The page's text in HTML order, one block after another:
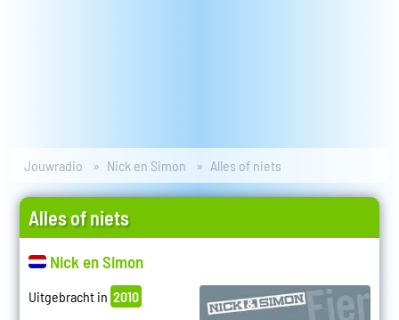
Jouwradio Nick en Simon Alles of niets
Alles of niets
Nick en Simon
Uitgebracht in 2010